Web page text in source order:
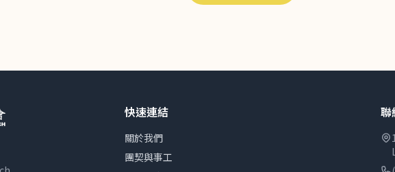
快速連結
關於我們
團契與事工
聯